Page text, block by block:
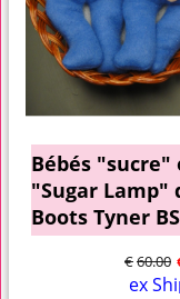
Bébés "sucre"
"Sugar Lamp"
Boots Tyner
€60.00
ex